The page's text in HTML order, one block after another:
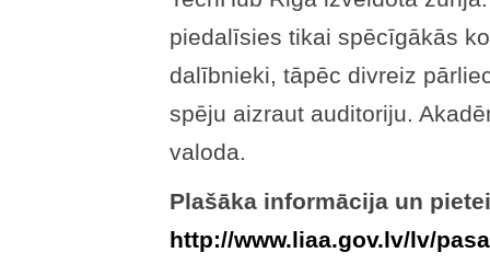
piedalīsies tikai spēcīgākās
dalībnieki, tāpēc divreiz
spēju aizraut auditoriju.
valoda.
Plašāka informācija un
http://www.liaa.gov.lv/lv/